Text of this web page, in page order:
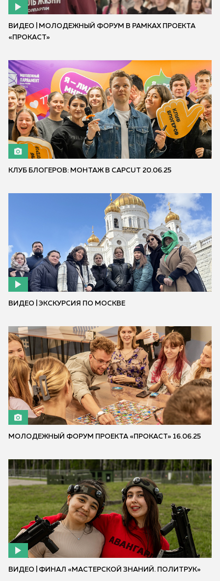
ВИДЕО | МОЛОДЕЖНЫЙ ФОРУМ В РАМКАХ ПРОЕКТА
«ПРОКАСТ»
КЛУБ БЛОГЕРОВ: МОНТАЖ В CAPCUT 20.06.25
ВИДЕО | ЭКСКУРСИЯ ПО МОСКВЕ
МОЛОДЕЖНЫЙ ФОРУМ ПРОЕКТА «ПРОКАСТ» 16.06.25
ВИДЕО | ФИНАЛ «МАСТЕРСКОЙ ЗНАНИЙ. ПОЛИТРУК»